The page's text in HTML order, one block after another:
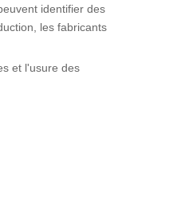
identifier des
les fabricants
et l'usure des